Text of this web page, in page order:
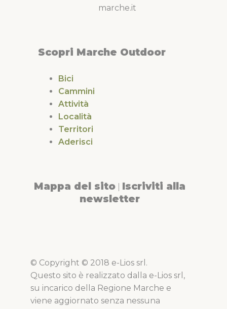
marche.it
Scopri Marche Outdoor
Bici
Cammini
Attività
Località
Territori
Aderisci
Mappa del sito Iscriviti alla
newsletter
© Copyright © 2018 e-Lios srl.
Questo sito è realizzato dalla e-Lios srl,
su incarico della Regione Marche e
viene aggiornato senza nessuna